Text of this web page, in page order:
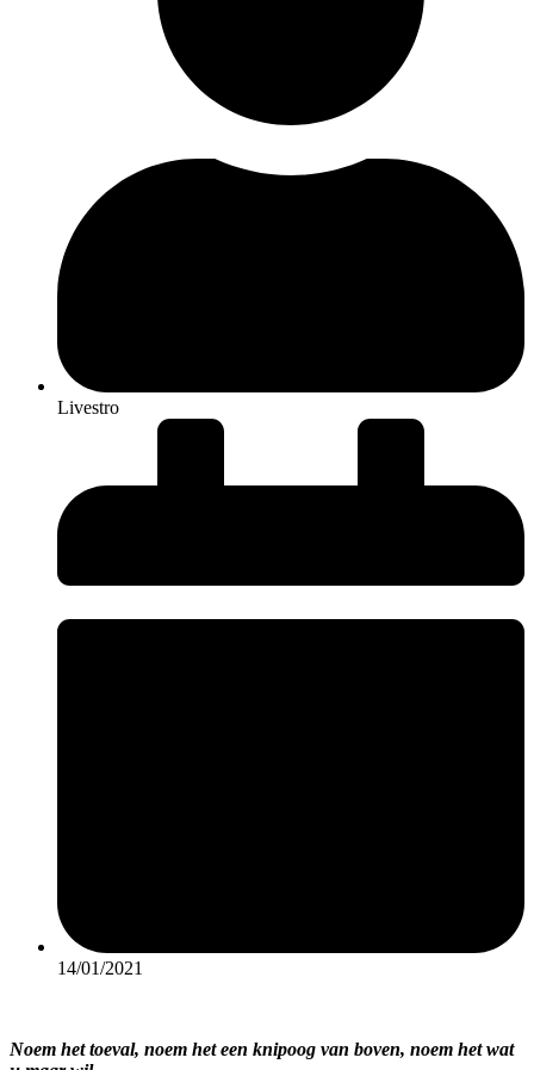
Livestro
14/01/2021
Noem het toeval, noem het een knipoog van boven, noem het wat